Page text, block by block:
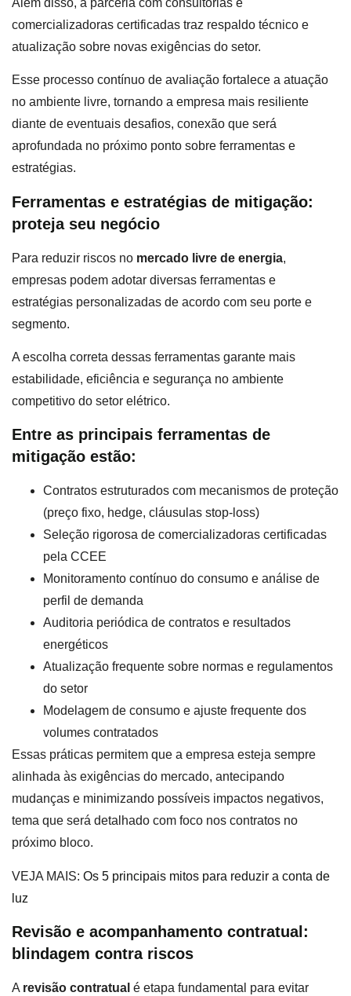
comercializadoras certificadas traz respaldo técnico e
atualização sobre novas exigências do setor.
Esse processo contínuo de avaliação fortalece a atuação
no ambiente livre, tornando a empresa mais resiliente
diante de eventuais desafios, conexão que será
aprofundada no próximo ponto sobre ferramentas e
estratégias.
Ferramentas e estratégias de mitigação:
proteja seu negócio
Para reduzir riscos no mercado livre de energia,
empresas podem adotar diversas ferramentas e
estratégias personalizadas de acordo com seu porte e
segmento.
A escolha correta dessas ferramentas garante mais
estabilidade, eficiência e segurança no ambiente
competitivo do setor elétrico.
Entre as principais ferramentas de
mitigação estão:
Contratos estruturados com mecanismos de proteção
(preço fixo, hedge, cláusulas stop-loss)
Seleção rigorosa de comercializadoras certificadas
pela CCEE
Monitoramento contínuo do consumo e análise de
perfil de demanda
Auditoria periódica de contratos e resultados
energéticos
Atualização frequente sobre normas e regulamentos
do setor
Modelagem de consumo e ajuste frequente dos
volumes contratados
Essas práticas permitem que a empresa esteja sempre
alinhada às exigências do mercado, antecipando
mudanças e minimizando possíveis impactos negativos,
tema que será detalhado com foco nos contratos no
próximo bloco.
VEJA MAIS: Os 5 principais mitos para reduzir a conta de
luz
Revisão e acompanhamento contratual:
blindagem contra riscos
A revisão contratual é etapa fundamental para evitar